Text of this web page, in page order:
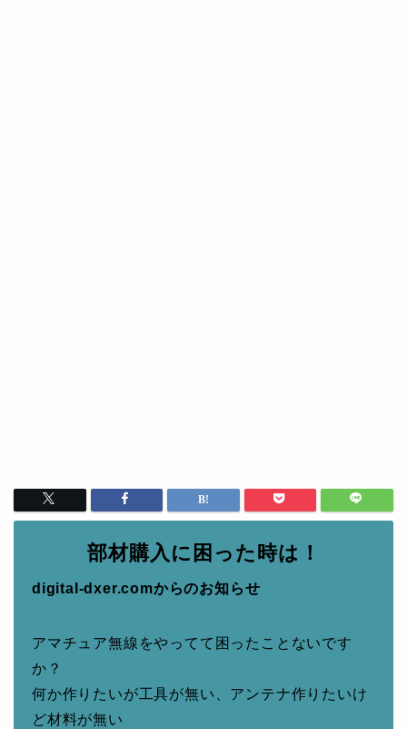
部材購入に困った時は！
digital-dxer.comからのお知らせ
アマチュア無線をやってて困ったことないです
か？
何か作りたいが工具が無い、アンテナ作りたいけ
ど材料が無い